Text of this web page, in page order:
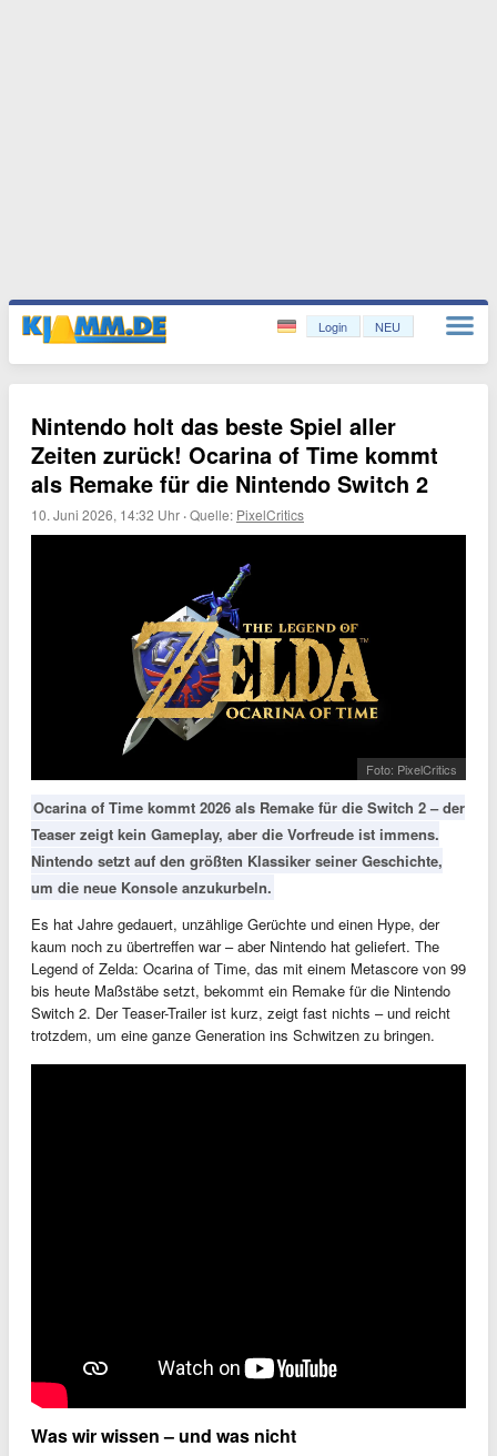
Login NEU
Nintendo holt das beste Spiel aller
Zeiten zurück! Ocarina of Time kommt
als Remake für die Nintendo Switch 2
10. Juni 2026, 14:32 Uhr ·Quelle: PixelCritics
Foto: PixelCritics
Ocarina of Time kommt 2026 als Remake für die Switch 2 – der
Teaser zeigt kein Gameplay, aber die Vorfreude ist immens.
Nintendo setzt auf den größten Klassiker seiner Geschichte,
um die neue Konsole anzukurbeln.
Es hat Jahre gedauert, unzählige Gerüchte und einen Hype, der
kaum noch zu übertreffen war – aber Nintendo hat geliefert. The
Legend of Zelda: Ocarina of Time, das mit einem Metascore von 99
bis heute Maßstäbe setzt, bekommt ein Remake für die Nintendo
Switch 2. Der Teaser-Trailer ist kurz, zeigt fast nichts – und reicht
trotzdem, um eine ganze Generation ins Schwitzen zu bringen.
Was wir wissen – und was nicht